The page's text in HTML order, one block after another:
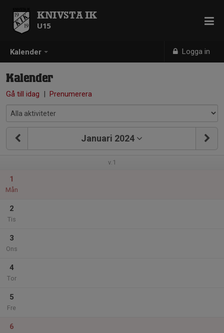
Kalender Logga in
KNIVSTA IK
U15
Kalender
Gå till idag | Prenumerera
Januari 2024
v.1
1
Mån
2
Tis
3
Ons
4
Tor
5
Fre
6